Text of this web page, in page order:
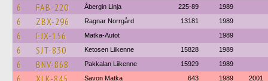
6 FAB-220 Åbergin Linja 225-89 1989
6 ZBX-296 Ragnar Norrgård 13181 1989
6 EJX-156 Matka-Autot 1989
6 SJT-830 Ketosen Liikenne 15828 1989
6 BNV-868 Pakkalan Liikenne 15929 1989
6 XLK-845 Savon Matka 643 1989 2001